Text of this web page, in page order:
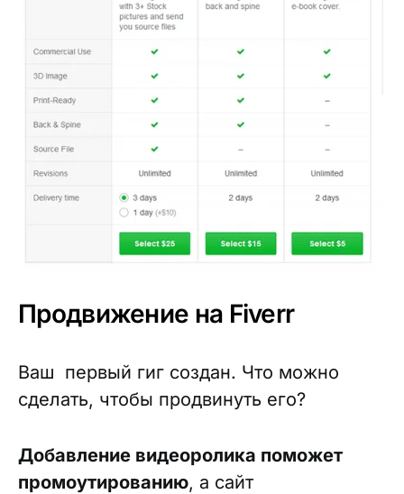
Продвижение на Fiverr
Ваш первый гиг создан. Что можно
сделать, чтобы продвинуть его?
Добавление видеоролика поможет
промоутированию, а сайт